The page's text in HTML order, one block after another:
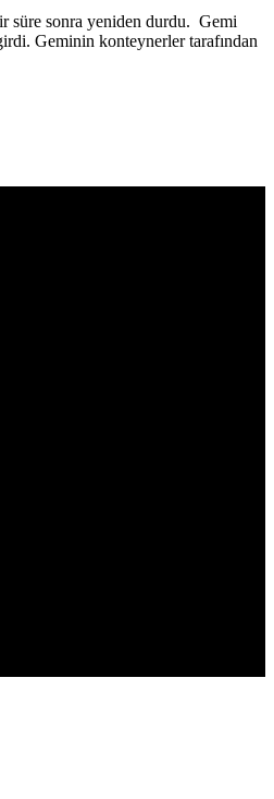
süre sonra yeniden durdu. Gemi
Geminin konteynerler tarafından